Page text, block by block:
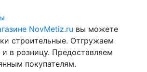
NovMetiz.ru вы можете
строительные. Отгружаем
в розницу. Предоставляем
покупателям.